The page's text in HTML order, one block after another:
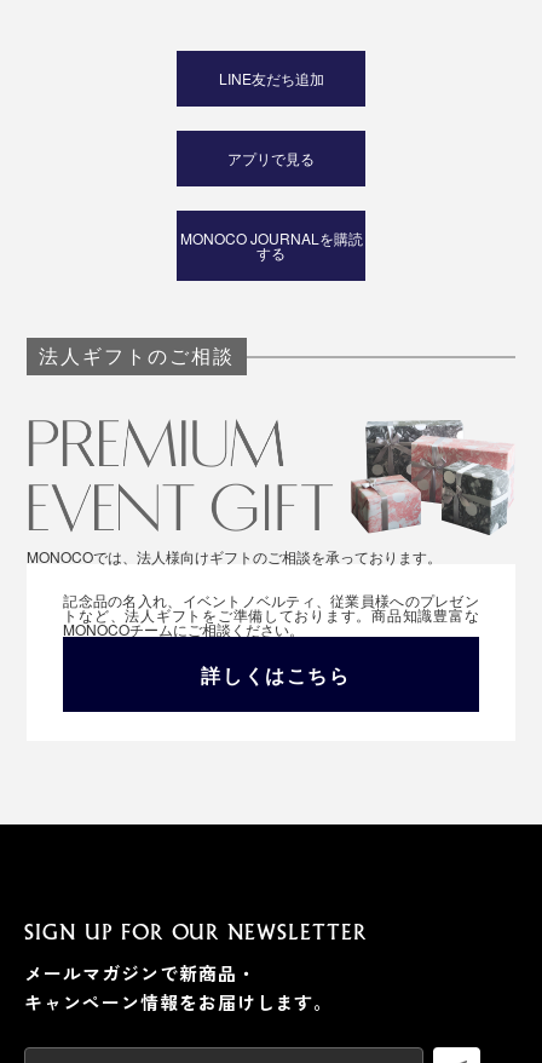
LINE友だち追加
アプリで見る
MONOCO JOURNALを購読
する
法人ギフトのご相談
MONOCOでは、法人様向けギフトのご相談を承っております。
記念品の名入れ、イベントノベルティ、従業員様へのプレゼン
トなど、法人ギフトをご準備しております。商品知識豊富な
MONOCOチームにご相談ください。
詳しくはこちら
SIGN UP FOR OUR NEWSLETTER
メールマガジンで新商品・
キャンペーン情報をお届けします。